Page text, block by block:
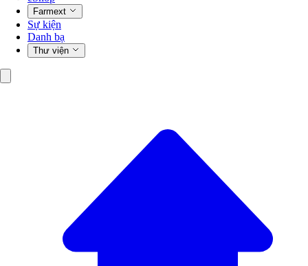
Farmext
Sự kiện
Danh bạ
Thư viện